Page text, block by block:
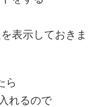
表示しておきま
ら
れるので